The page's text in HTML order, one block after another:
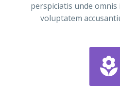
perspiciatis unde
voluptatem

